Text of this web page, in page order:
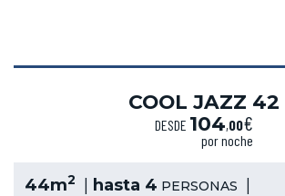
COOL JAZZ 42
DESDE 104,00€
por noche
44m2 hasta 4 PERSONAS